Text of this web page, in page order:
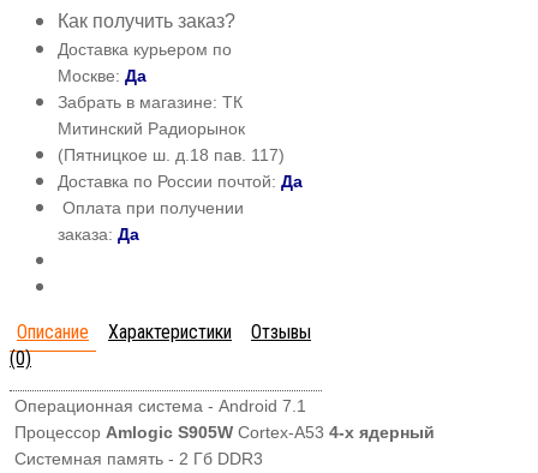
Как получить заказ?
Доставка курьером по
Москве: Да
Забрать в магазине: ТК
Митинский Радиорынок
(Пятницкое ш. д.18 пав. 117)
Доставка по России почтой: Да
Оплата при получении
заказа: Да
Описание Характеристики
Отзывы
(0)
Операционная система - Android 7.1
Процессор Amlogic S905W Cortex-A53 4-x ядерный
Системная память - 2 Гб DDR3